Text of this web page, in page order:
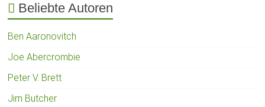
Beliebte Autoren
Ben Aaronovitch
Joe Abercrombie
Peter V. Brett
Jim Butcher